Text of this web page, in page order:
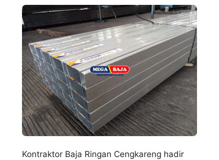
Kontraktor Baja Ringan Cengkareng hadir